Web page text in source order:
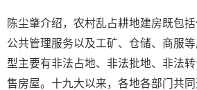
陈尘肇介绍，农村乱占耕地建房既包
公共管理服务以及工矿、仓储、商服
型主要有非法占地、非法批地、非法
售房屋。十九大以来，各地各部门共同